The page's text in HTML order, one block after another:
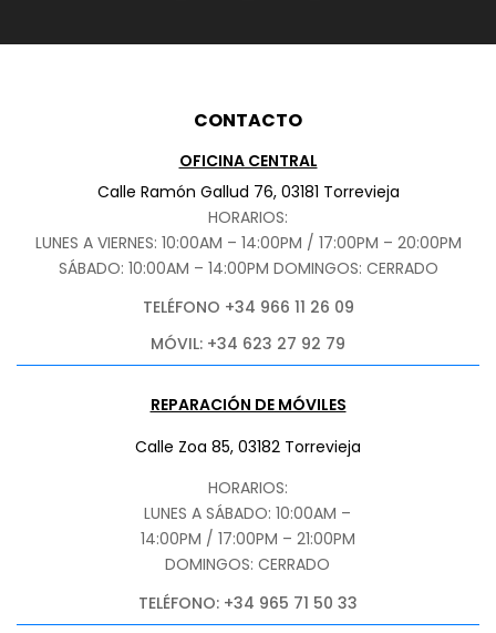
CONTACTO
OFICINA CENTRAL
Calle Ramón Gallud 76, 03181 Torrevieja
HORARIOS:
LUNES A VIERNES: 10:00AM – 14:00PM / 17:00PM – 20:00PM
SÁBADO: 10:00AM – 14:00PM DOMINGOS: CERRADO
TELÉFONO +34 966 11 26 09
MÓVIL: +34 623 27 92 79
REPARACIÓN DE MÓVILES
Calle Zoa 85, 03182 Torrevieja
HORARIOS:
LUNES A SÁBADO: 10:00AM –
14:00PM / 17:00PM – 21:00PM
DOMINGOS: CERRADO
TELÉFONO: +34 965 71 50 33